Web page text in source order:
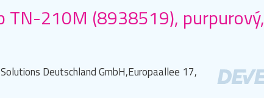
TN-210M (8938519), purpurový,
Deutschland GmbH,Europaallee 17,